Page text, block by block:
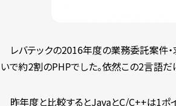
レバテックの2016年度の業務委託案件
いで約2割のPHPでした。依然この2言語
昨年度と比較するとJavaとC/C++は1ポ